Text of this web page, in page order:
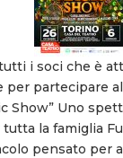
i soci che è
per partecipare
Show” Uno
la famiglia
pensato per